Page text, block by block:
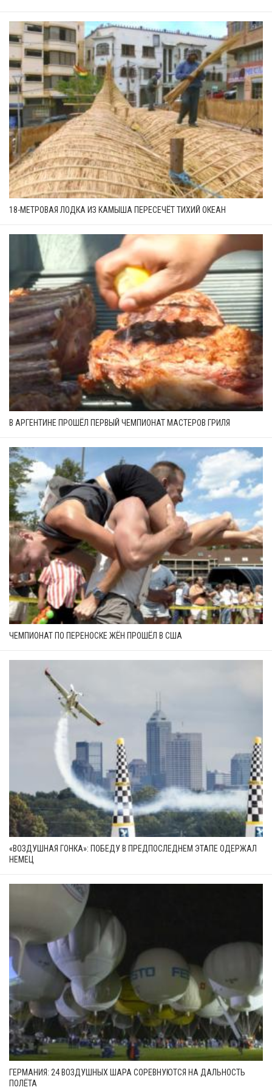
18-МЕТРОВАЯ ЛОДКА ИЗ КАМЫША ПЕРЕСЕЧЁТ ТИХИЙ ОКЕАН
В АРГЕНТИНЕ ПРОШЁЛ ПЕРВЫЙ ЧЕМПИОНАТ МАСТЕРОВ ГРИЛЯ
ЧЕМПИОНАТ ПО ПЕРЕНОСКЕ ЖЁН ПРОШЁЛ В США
«ВОЗДУШНАЯ ГОНКА»: ПОБЕДУ В ПРЕДПОСЛЕДНЕМ ЭТАПЕ ОДЕРЖАЛ
НЕМЕЦ
ГЕРМАНИЯ: 24 ВОЗДУШНЫХ ШАРА СОРЕВНУЮТСЯ НА ДАЛЬНОСТЬ
ПОЛЁТА